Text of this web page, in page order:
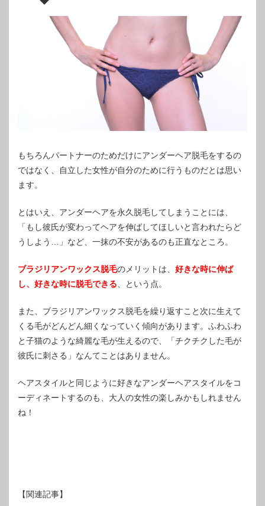
もちろんパートナーのためだけにアンダーヘア脱毛をするの
ではなく、自立した女性が自分のために行うものだとは思い
ます。
とはいえ、アンダーヘアを永久脱毛してしまうことには、
「もし彼氏が変わってヘアを伸ばしてほしいと言われたらど
うしよう…」など、一抹の不安があるのも正直なところ。
ブラジリアンワックス脱毛のメリットは、 好きな時に伸ば
し、好きな時に脱毛できる 、という点。
また、ブラジリアンワックス脱毛を繰り返すこと次に生えて
くる毛がどんどん細くなっていく傾向があります。ふわふわ
と子猫のような綺麗な毛が生えるので、「チクチクした毛が
彼氏に刺さる」なんてことはありません。
ヘアスタイルと同じように好きなアンダーヘアスタイルをコ
ーディネートするのも、大人の女性の楽しみかもしれません
ね！
【関連記事】